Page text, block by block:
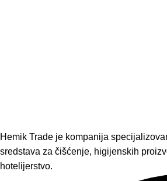
Hemik Trade je kompanija
sredstava za čišćenje, higijenskih
hotelijerstvo.